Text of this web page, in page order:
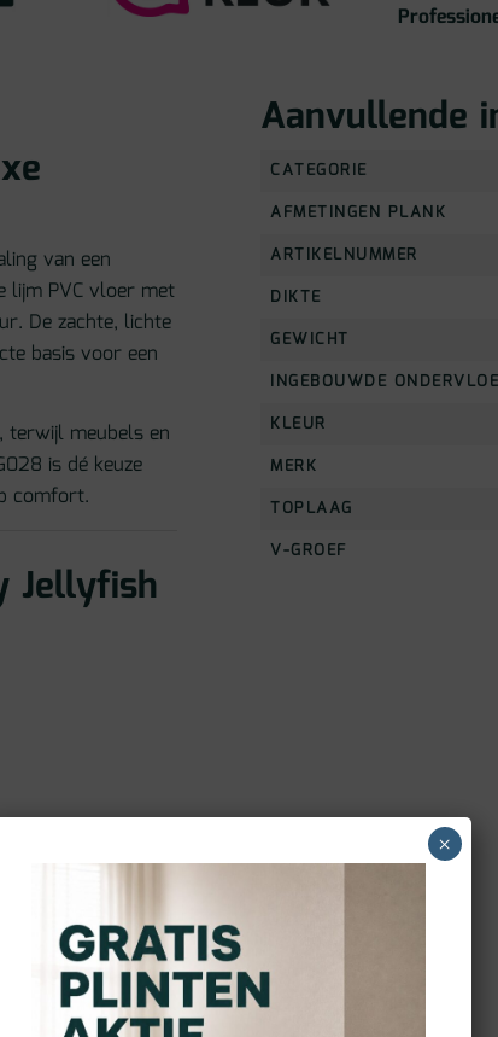
van een
lijm PVC vloer met
De zachte, lichte
basis voor een
terwijl meubels en
is dé keuze
comfort.
Jellyfish
geëgaliseerde
Dat maakt
effect wilt
Aanvullende
CATEGORIE
AFMETINGEN PLANK
ARTIKELNUMMER
DIKTE
GEWICHT
INGEBOUWDE
KLEUR
MERK
TOPLAAG
V-GROEF
×